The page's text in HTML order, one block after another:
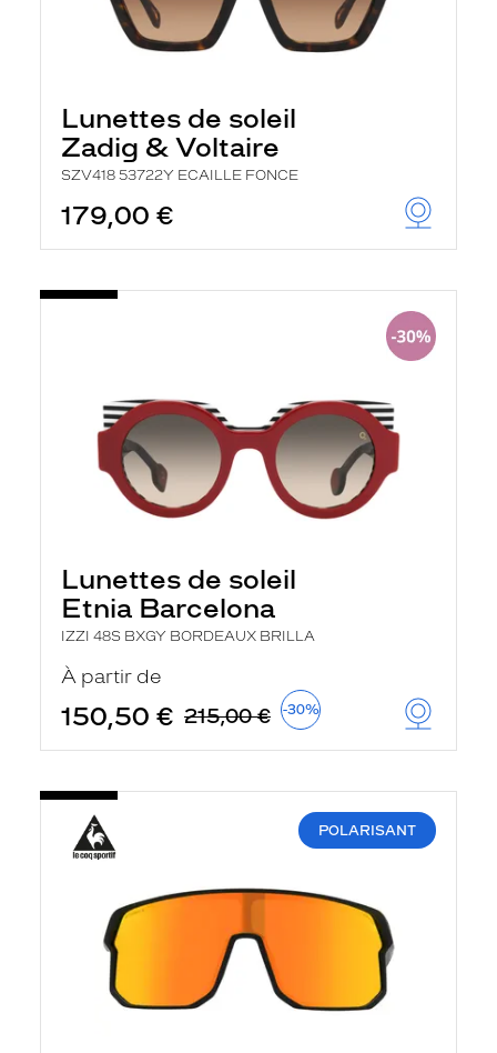
Lunettes de soleil
Zadig & Voltaire
SZV418 53722Y ECAILLE FONCE
179,00 €
Lunettes de soleil
Etnia Barcelona
IZZI 48S BXGY BORDEAUX BRILLA
À partir de
150,50 € 215,00 € -30%
POLARISANT